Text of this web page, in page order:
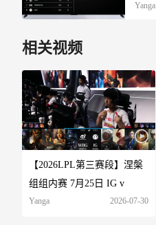
Yanga
相关视频
【2026LPL第三赛段】涅槃
组组内赛 7月25日 IG v
Yanga 2026-07-30